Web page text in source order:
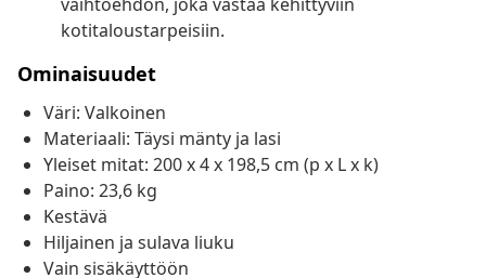
kotitaloustarpeisiin.
Ominaisuudet
Väri: Valkoinen
Materiaali: Täysi mänty ja lasi
Yleiset mitat: 200 x 4 x 198,5 cm (p x L x k)
Paino: 23,6 kg
Kestävä
Hiljainen ja sulava liuku
Vain sisäkäyttöön